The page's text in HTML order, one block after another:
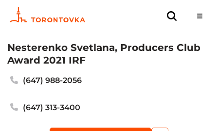
Nesterenko Svetlana, Producers Club
Award 2021 IRF
(647) 988-2056
(647) 313-3400